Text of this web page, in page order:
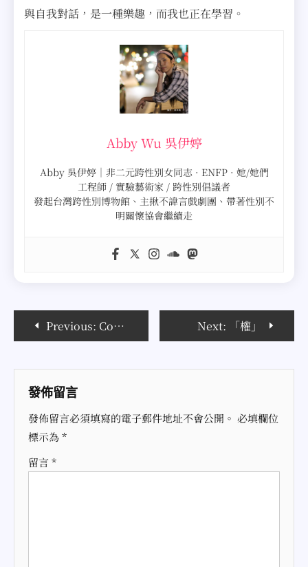
與自我對話，是一種樂趣，而我也正在學習。
Abby Wu 吳伊婷
Abby 吳伊婷｜非二元跨性別女同志 · ENFP · 她/她們
工程師 / 實驗藝術家 / 跨性別倡議者
發起台灣跨性別博物館、主揪不諱言戲劇團、帶著性別不
明關懷協會繼續走
導
覽
Previous: Covid-19 確診日記 確診 第 14 天 – 番外篇 Next: 「權」
發佈留言
發佈留言必須填寫的電子郵件地址不會公開。 必填欄位
標示為*
留言 *